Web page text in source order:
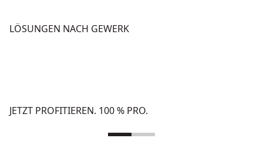
LÖSUNGEN NACH GEWERK
JETZT PROFITIEREN. 100 % PRO.